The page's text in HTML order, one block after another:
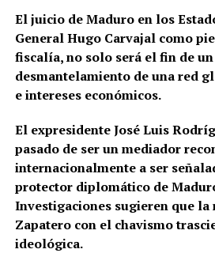
El juicio de Maduro en los
General Hugo Carvajal como
fiscalía, no solo será el fin de
desmantelamiento de una red
e intereses económicos.
El expresidente José Luis
pasado de ser un mediador
internacionalmente a ser
protector diplomático de
Investigaciones sugieren que la
Zapatero con el chavismo
ideológica.